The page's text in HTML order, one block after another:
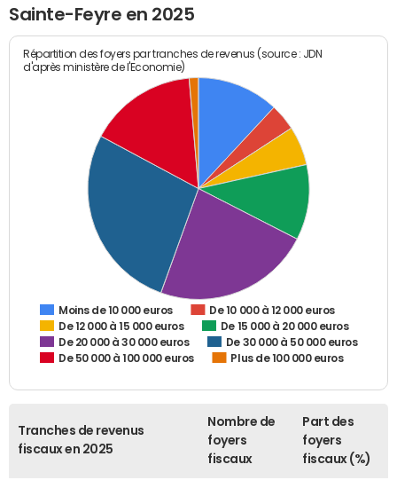
Sainte-Feyre en 2025
Répartition des foyers par tranches de revenus (source : JDN
d'après ministère de l'Economie)
Moins de 10 000 euros
De 10 000 à 12 000 euros
De 12 000 à 15 000 euros
De 15 000 à 20 000 euros
De 20 000 à 30 000 euros
De 30 000 à 50 000 euros
De 50 000 à 100 000 euros
Plus de 100 000 euros
Tranches de revenus
fiscaux en 2025
Nombre de
foyers
fiscaux
Part des
foyers
fiscaux (%)